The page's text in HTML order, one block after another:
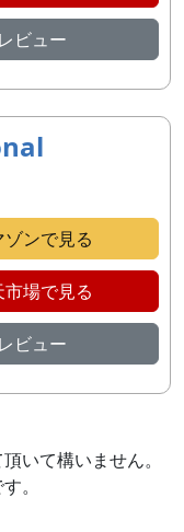
レビュー
ゾンで見る
市場で見る
レビュー
いて構いません。
。